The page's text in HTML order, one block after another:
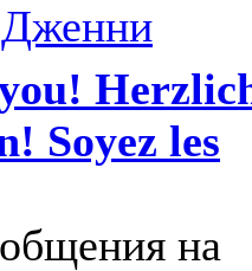
Дженни
Soyez les
на